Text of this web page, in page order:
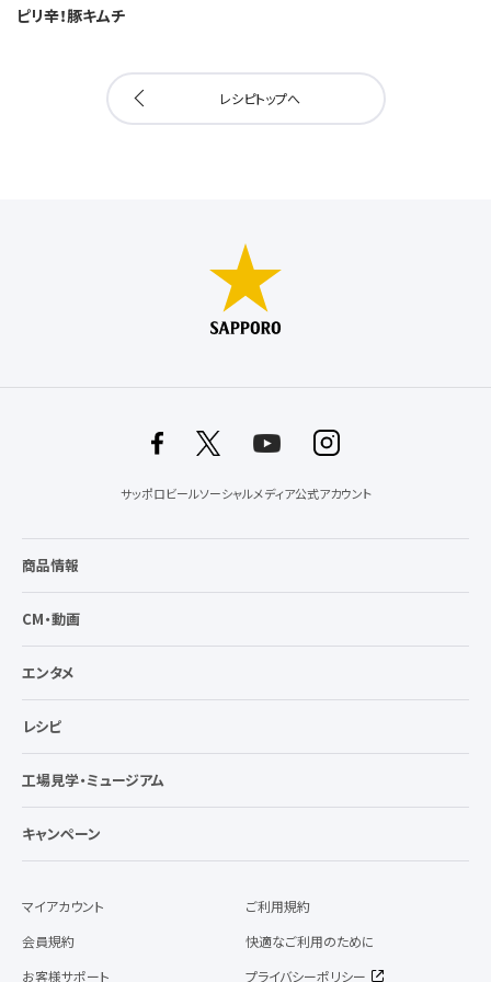
ピリ辛！豚キムチ
レシピトップへ
サッポロビールソーシャルメディア公式アカウント
商品情報
CM・動画
エンタメ
レシピ
工場見学・ミュージアム
キャンペーン
マイアカウント
会員規約
お客様サポート
ご利用規約
快適なご利用のために
プライバシーポリシー